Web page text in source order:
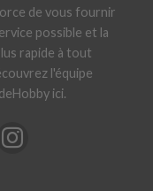
de vous fournir
possible et la
rapide à tout
l'équipe
ici.